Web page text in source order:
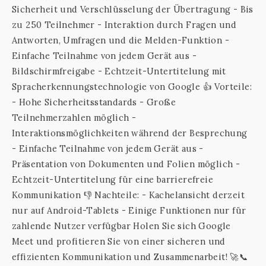
Sicherheit und Verschlüsselung der Übertragung - Bis
zu 250 Teilnehmer - Interaktion durch Fragen und
Antworten, Umfragen und die Melden-Funktion -
Einfache Teilnahme von jedem Gerät aus -
Bildschirmfreigabe - Echtzeit-Untertitelung mit
Spracherkennungstechnologie von Google 👍 Vorteile:
- Hohe Sicherheitsstandards - Große
Teilnehmerzahlen möglich -
Interaktionsmöglichkeiten während der Besprechung
- Einfache Teilnahme von jedem Gerät aus -
Präsentation von Dokumenten und Folien möglich -
Echtzeit-Untertitelung für eine barrierefreie
Kommunikation 👎 Nachteile: - Kachelansicht derzeit
nur auf Android-Tablets - Einige Funktionen nur für
zahlende Nutzer verfügbar Holen Sie sich Google
Meet und profitieren Sie von einer sicheren und
effizienten Kommunikation und Zusammenarbeit! 🚀📞